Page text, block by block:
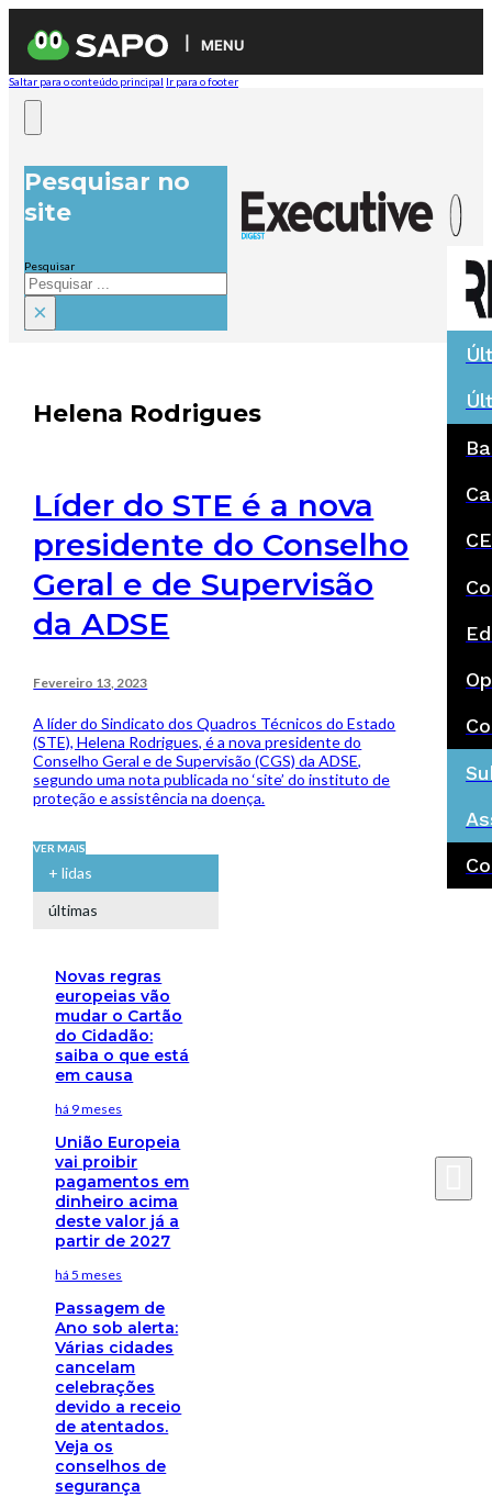
MENU
Saltar para o conteúdo principal Ir para o footer
Pesquisar no
site
Pesquisar
×
Helena Rodrigues
Líder do STE é a nova
presidente do Conselho
Geral e de Supervisão
da ADSE
Fevereiro 13, 2023
A líder do Sindicato dos Quadros Técnicos do Estado
(STE), Helena Rodrigues, é a nova presidente do
Conselho Geral e de Supervisão (CGS) da ADSE,
segundo uma nota publicada no ‘site’ do instituto de
proteção e assistência na doença.
VER MAIS
+ lidas
últimas
Novas regras
europeias vão
mudar o Cartão
do Cidadão:
saiba o que está
em causa
há 9 meses
União Europeia
vai proibir
pagamentos em
dinheiro acima
deste valor já a
partir de 2027
há 5 meses
Passagem de
Ano sob alerta:
Várias cidades
cancelam
celebrações
devido a receio
de atentados.
Veja os
conselhos de
segurança